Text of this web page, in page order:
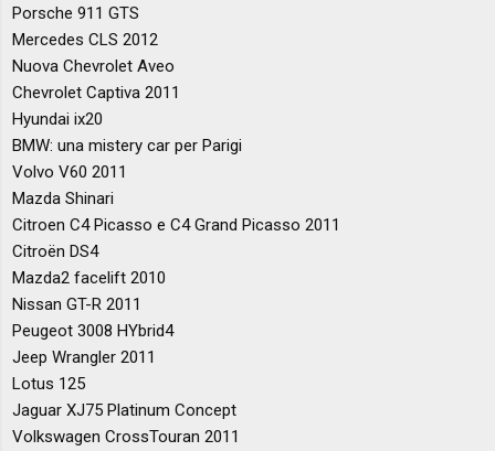
Porsche 911 GTS
Mercedes CLS 2012
Nuova Chevrolet Aveo
Chevrolet Captiva 2011
Hyundai ix20
BMW: una mistery car per Parigi
Volvo V60 2011
Mazda Shinari
Citroen C4 Picasso e C4 Grand Picasso 2011
Citroën DS4
Mazda2 facelift 2010
Nissan GT-R 2011
Peugeot 3008 HYbrid4
Jeep Wrangler 2011
Lotus 125
Jaguar XJ75 Platinum Concept
Volkswagen CrossTouran 2011